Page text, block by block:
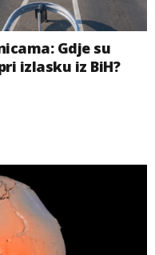
Gdje su
izlasku iz BiH?